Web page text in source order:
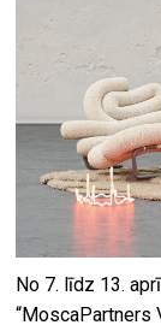
No 7. līdz 13.
“MoscaPartners